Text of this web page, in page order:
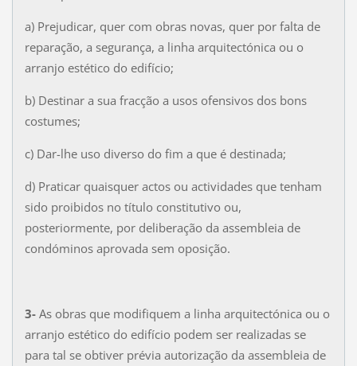
a) Prejudicar, quer com obras novas, quer por falta de
reparação, a segurança, a linha arquitectónica ou o
arranjo estético do edifício;
b) Destinar a sua fracção a usos ofensivos dos bons
costumes;
c) Dar-lhe uso diverso do fim a que é destinada;
d) Praticar quaisquer actos ou actividades que tenham
sido proibidos no título constitutivo ou,
posteriormente, por deliberação da assembleia de
condóminos aprovada sem oposição.
3- As obras que modifiquem a linha arquitectónica ou o
arranjo estético do edifício podem ser realizadas se
para tal se obtiver prévia autorização da assembleia de